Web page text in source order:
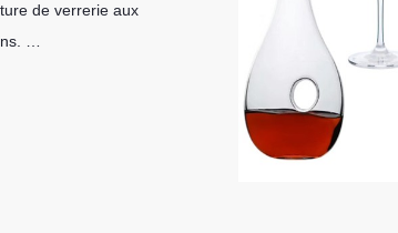
de verrerie aux